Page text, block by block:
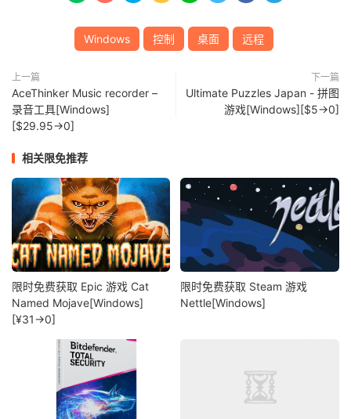
Windows 控制 桌面 远程
上一篇
AceThinker Music recorder –
录音工具[Windows]
[$29.95→0]
下一篇
Ultimate Puzzles Japan - 拼图
游戏[Windows][$5→0]
相关限免推荐
限时免费获取 Epic 游戏 Cat
Named Mojave[Windows]
[¥31→0]
限时免费获取 Steam 游戏
Nettle[Windows]